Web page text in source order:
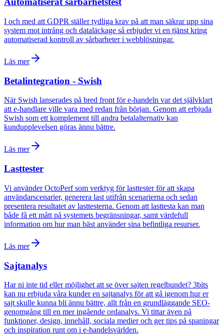
I och med att GDPR ställer tydliga krav på att man säkrar upp sina
system mot intrång och dataläckage så erbjuder vi en tjänst kring
automatiserad kontroll av sårbarheter i webblösningar.
Läs mer
Betalintegration - Swish
När Swish lanserades på bred front för e-handeln var det självklart
att e-handlare ville vara med redan från början. Genom att erbjuda
Swish som ett komplement till andra betalalternativ kan
kundupplevelsen göras ännu bättre.
Läs mer
Lasttester
Vi använder OctoPerf som verktyg för lasttester för att skapa
användarscenarier, generera last utifrån scenarierna och sedan
presentera resultatet av lasttesterna. Genom att lasttesta kan man
både få ett mått på systemets begränsningar, samt värdefull
information om hur man bäst använder sina befintliga resurser.
Läs mer
Sajtanalys
Har ni inte tid eller möjlighet att se över sajten regelbundet? 3bits
kan nu erbjuda våra kunder en sajtanalys för att gå igenom hur er
sajt skulle kunna bli ännu bättre, allt från en grundläggande SEO-
genomgång till en mer ingående ordanalys. Vi tittar även på
funktioner, design, innehåll, sociala medier och ger tips på spaningar
och inspiration runt om i e-handelsvärlden.